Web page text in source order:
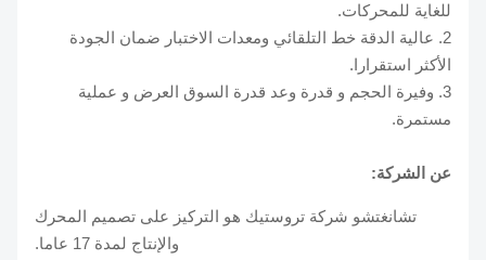
للغاية للمحركات.
2. عالية الدقة خط التلقائي ومعدات الاختبار ضمان الجودة
الأكثر استقرارا.
3. وفيرة الحجم و قدرة وعد قدرة السوق العرض و عملية
مستمرة.
عن الشركة:
تشانغتشو شركة تروستيك هو التركيز على تصميم المحرك
والإنتاج لمدة 17 عاما.